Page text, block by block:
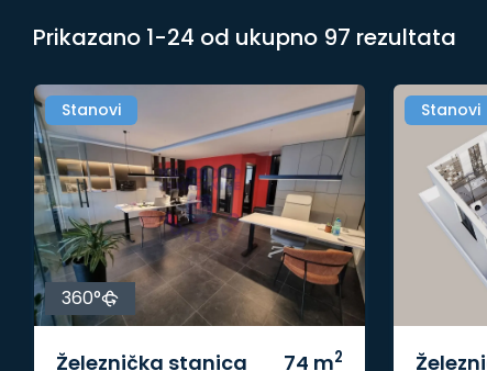
Prikazano 1-24 od ukupno 97 rezultata
Stanovi
360°
Železnička stanica 74 m2
Stanovi